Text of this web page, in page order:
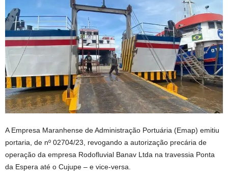
A Empresa Maranhense de Administração Portuária (Emap) emitiu
portaria, de nº 02704/23, revogando a autorização precária de
operação da empresa Rodofluvial Banav Ltda na travessia Ponta
da Espera até o Cujupe – e vice-versa.